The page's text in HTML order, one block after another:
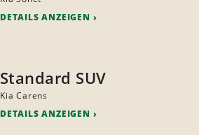
DETAILS ANZEIGEN
Standard SUV
Kia Carens
DETAILS ANZEIGEN